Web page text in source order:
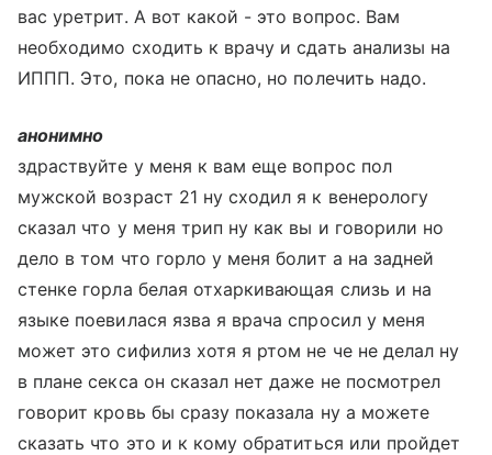
вас уретрит. А вот какой - это вопрос. Вам
необходимо сходить к врачу и сдать анализы на
ИППП. Это, пока не опасно, но полечить надо.
анонимно
здраствуйте у меня к вам еще вопрос пол
мужской возраст 21 ну сходил я к венерологу
сказал что у меня трип ну как вы и говорили но
дело в том что горло у меня болит а на задней
стенке горла белая отхаркивающая слизь и на
языке поевилася язва я врача спросил у меня
может это сифилиз хотя я ртом не че не делал ну
в плане секса он сказал нет даже не посмотрел
говорит кровь бы сразу показала ну а можете
сказать что это и к кому обратиться или пройдет